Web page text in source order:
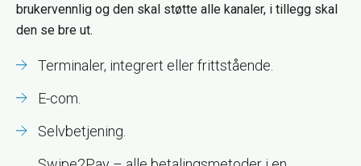
brukervennlig og den skal støtte alle kanaler, i tillegg skal
den se bre ut.
Terminaler, integrert eller frittstående.
E-com.
Selvbetjening.